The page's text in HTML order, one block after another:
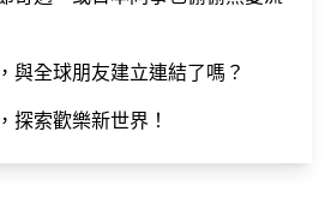
與全球朋友建立連結了嗎？
，探索歡樂新世界！